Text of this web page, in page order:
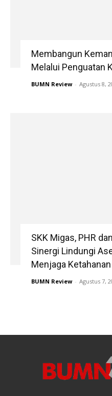
Membangun
Melalui Penguatan
BUMN Review - Agustus 8,
SKK Migas, PHR
Sinergi Lindungi
Menjaga
BUMN Review - Agustus 7,